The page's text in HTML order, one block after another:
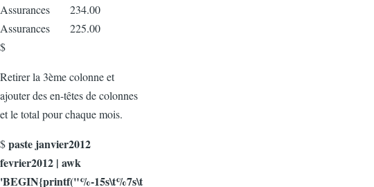
Assurances 234.00
Assurances 225.00
$
Retirer la 3ème colonne et
ajouter des en-têtes de colonnes
et le total pour chaque mois.
$paste janvier2012
fevrier2012 | awk
'BEGIN{printf("%-15s\t%7s\t